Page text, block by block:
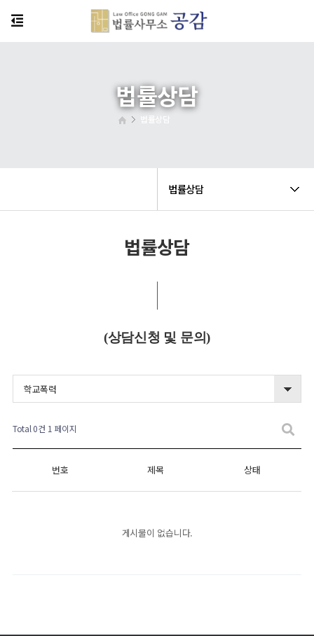
법률상담
법률상담
법률상담
법률상담
(상담신청 및 문의)
학교폭력
Total 0건 1 페이지
번호 제목 상태
게시물이 없습니다.